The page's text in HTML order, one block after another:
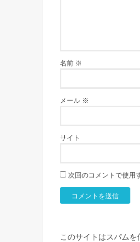
名前 ※
メール ※
サイト
次回のコメントで使用
このサイトはスパムを